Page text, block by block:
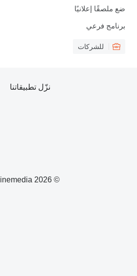
ضع ملصقًا إعلانيًا
برنامج فرعي
للشركات
© 2026 Linemedia
نزّل تطبيقاتنا